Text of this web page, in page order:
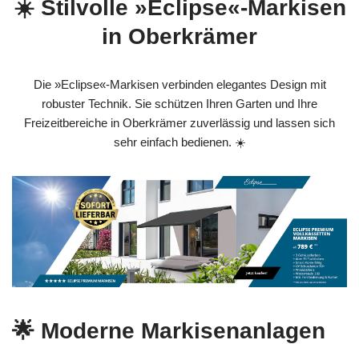
☀️ Stilvolle »Eclipse«-Markisen
in Oberkrämer
Die »Eclipse«-Markisen verbinden elegantes Design mit
robuster Technik. Sie schützen Ihren Garten und Ihre
Freizeitbereiche in Oberkrämer zuverlässig und lassen sich
sehr einfach bedienen. ☀️
🌟 Moderne Markisenanlagen